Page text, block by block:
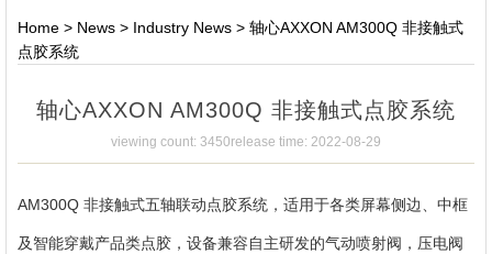
News
Contact
Us
Home > News > Industry News > 轴心AXXON AM300Q 非接触式
点胶系统
轴心AXXON AM300Q 非接触式点胶系统
viewing count: 3450release time: 2022-08-29
AM300Q 非接触式五轴联动点胶系统，适用于各类屏幕侧边、中框
及智能穿戴产品类点胶，设备兼容自主研发的气动喷射阀，压电阀